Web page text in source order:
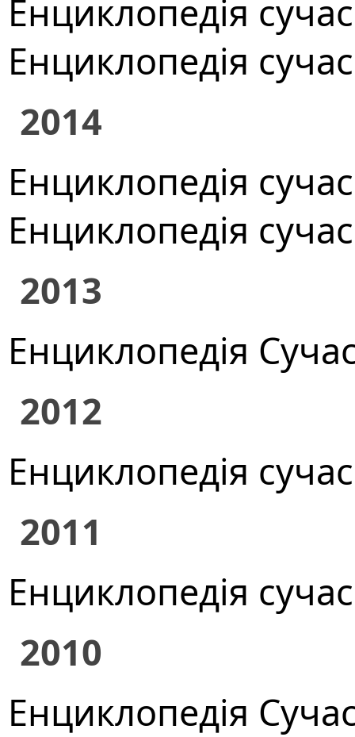
Енциклопедія
Енциклопедія
2014
Енциклопедія
Енциклопедія
2013
Енциклопедія
2012
Енциклопедія
2011
Енциклопедія
2010
Енциклопедія